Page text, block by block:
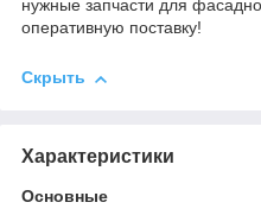
нужные запчасти для
оперативную поставку!
Скрыть
Характеристики
Основные